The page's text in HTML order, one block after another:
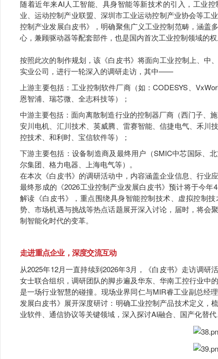
随着近年来AI人工智能、具身智能等新技术的引入，工业
业、运动控制产业联盟、深圳市工业运动控制产业协会等工
控制产业发展白皮书》，明确聚焦广义工业控制范畴，涵盖
心，兼顾驱动器等配套部件，也是国内首次工业控制领域的
按照此次的制作规划，该《白皮书》将面向工业控制上、中
实业公司，进行一轮深入的调研走访，其中——
上游主要包括：工业控制软件厂商（如：CODESYS、
恩智浦、瑞芯微、全志科技等）；
中游主要包括：面向离散制造行业的控制器厂商（西门子、
安川电机、汇川技术、英威腾、雷赛智能、信捷电气、禾川
控技术、和利时、宝信软件等）；
下游主要包括：设备制造商及最终用户（SMIC中芯国际、
尔集团、格力电器、上海电气等）。
在本次《白皮书》的调研活动中，内容涵盖企业信息、行业
最终形成的《2026工业控制产业发展白皮书》预计将于今
解读《白皮书》，重点围绕具身智能控制技术、虚拟控制
势、市场机遇与挑战等热点话题展开深入讨论，届时，将会
制智能化时代的变革。
走进重点企业，深度交流互动
从2025年12月一直持续到2026年3月，《白皮书》走访调
女士联合组织，调研团队的脚步遍及华东、华南工控行业中
是一场行业智慧的碰撞。现场业界同仁与MIR睿工业副总经
发展白皮书》展开深度研讨：明确工业控制产品技术定义，
业软件、通信协议等关键领域，深入探讨AI融合、国产化替